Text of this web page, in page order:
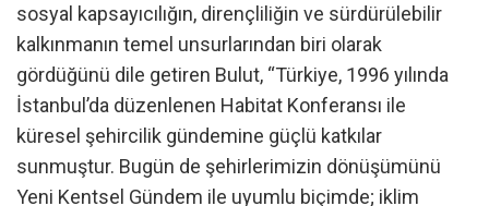
sosyal kapsayıcılığın, dirençliliğin ve sürdürülebilir
kalkınmanın temel unsurlarından biri olarak
gördüğünü dile getiren Bulut, “Türkiye, 1996 yılında
İstanbul’da düzenlenen Habitat Konferansı ile
küresel şehircilik gündemine güçlü katkılar
sunmuştur. Bugün de şehirlerimizin dönüşümünü
Yeni Kentsel Gündem ile uyumlu biçimde; iklim